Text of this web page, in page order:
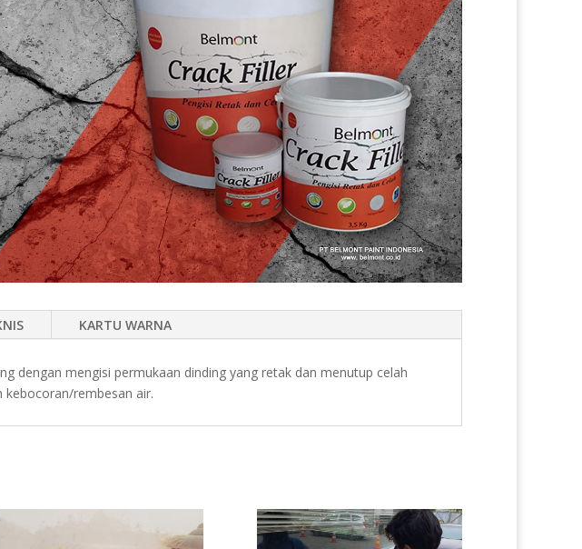
KARTU WARNA
dengan mengisi permukaan dinding yang retak dan menutup celah
kebocoran/rembesan air.